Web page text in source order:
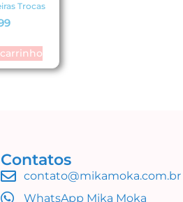
Trocas
Contatos
contato@mikamoka.com.br
WhatsApp Mika Moka